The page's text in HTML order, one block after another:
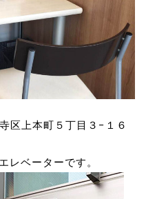
区上本町５丁目３−１６
レベーターです。